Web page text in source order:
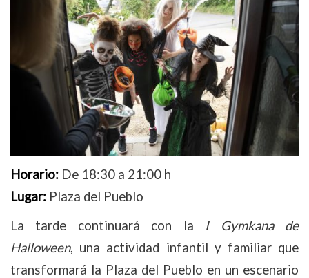
Horario: De 18:30 a 21:00 h
Lugar: Plaza del Pueblo
La tarde continuará con la I Gymkana de
Halloween, una actividad infantil y familiar que
transformará la Plaza del Pueblo en un escenario